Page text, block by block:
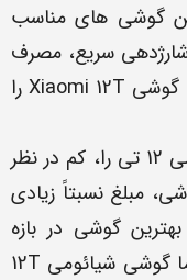
گوشی های مناسب
شارژدهی سریع، مصرف
بهینه و آپدیت‌های مستمر، ارزش خرید گوشی Xiaomi 12T را
در اصل نمی‌توان قیمت گوشی شیائومی 12 تی را، کم در نظر
مبلغ نسبتاً زیادی
گوشی در بازه
قیمتی زیر 25 میلیون تومان است. شما گوشی شیائومی 12T